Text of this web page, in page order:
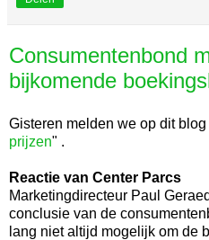
Consumentenbond
bijkomende
Gisteren melden we op dit blog
prijzen" .
Reactie van Center Parcs
Marketingdirecteur Paul
conclusie van de
lang niet altijd mogelijk om de